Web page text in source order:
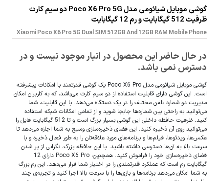
گوشی موبایل شیائومی مدل Poco X6 Pro 5G دو سیم کارت
ظرفیت 512 گیگابایت و رم 12 گیگابایت
Xiaomi Poco X6 Pro 5G Dual SIM 512GB And 12GB RAM Mobile Phone
در حال حاضر این محصول در انبار موجود نیست و در
دسترس نمی باشد.
گوشی موبایل شیائومی مدل Poco X6 Pro یک گوشی قدرتمند با امکانات پیشرفته
است. این گوشی دارای قابلیت استفاده از دو سیم کارت می‌باشد، که به کاربران امکان
مدیریت دو شماره تلفن مختلف را در یک دستگاه می‌دهد. با این قابلیت، شما
می‌توانید به راحتی بین شماره‌ها جابجا شوید و از تمامی امکانات شبکه استفاده
کنید. ظرفیت حافظه داخلی این گوشی بسیار بزرگ است و تا 512 گیگابایت فایل را
می‌توانید روی آن ذخیره کنید. این فضای ذخیره‌سازی وسیع به شما اجازه می‌دهد تا
عکس‌ها، ویدئوها، فیلم‌ها و برنامه‌های مورد علاقه‌تان را به طور فعال ذخیره و با
سرعت بالا به آن‌ها دسترسی داشته باشید. با این حافظه بزرگ، نگرانی از پر شدن
فضای ذخیره‌سازی خود را فراموش کنید. همچنین، Poco X6 Pro دارای 12
گیگابایت رم است که عملکرد قدرتمندی را در اختیار شما قرار می‌دهد. این رم بزرگ
به شما امکان می‌دهد برنامه‌ها و بازی‌ها را با سرعت بالا اجرا کنید و تجربه‌ی چند